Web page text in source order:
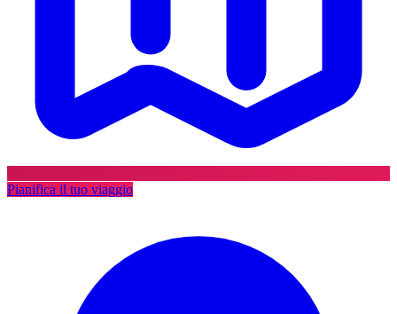
Pianifica il tuo viaggio